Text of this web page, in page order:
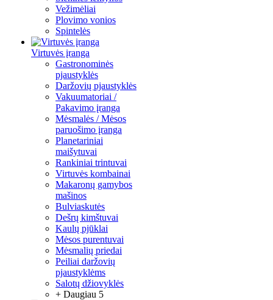
Vežimėliai
Plovimo vonios
Spintelės
Virtuvės įranga
Gastronominės
pjaustyklės
Daržovių pjaustyklės
Vakuumatoriai /
Pakavimo įranga
Mėsmalės / Mėsos
paruošimo įranga
Planetariniai
maišytuvai
Rankiniai trintuvai
Virtuvės kombainai
Makaronų gamybos
mašinos
Bulviaskutės
Dešrų kimštuvai
Kaulų pjūklai
Mėsos purentuvai
Mėsmalių priedai
Peiliai daržovių
pjaustyklėms
Salotų džiovyklės
+ Daugiau 5